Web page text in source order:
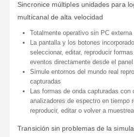
Sincronice múltiples unidades para
multicanal de alta velocidad
Totalmente operativo sin PC externa
La pantalla y los botones
seleccionar, editar, reproducir
eventos directamente desde el
Simule entornos del mundo real
capturadas
Las formas de onda capturadas
analizadores de espectro en tiempo
reproducir, editar o volver a
Transición sin problemas de la